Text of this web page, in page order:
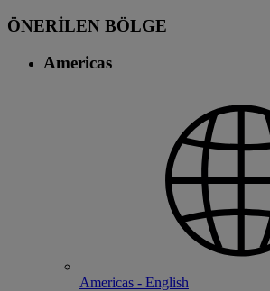
ÖNERİLEN BÖLGE
Americas
Americas - English